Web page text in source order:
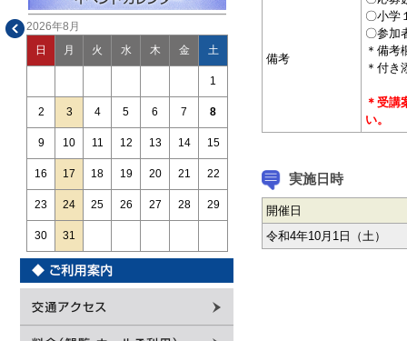
2026年8月
日 月 火 水 木 金 土
1
2 3 4 5 6 7 8
9 10 11 12 13 14 15
16 17 18 19 20 21 22
23 24 25 26 27 28 29
30 31
備考
〇小学
〇参加
＊備考
＊付き
＊受講
い。
実施日時
開催日
令和4年10月1日（土）